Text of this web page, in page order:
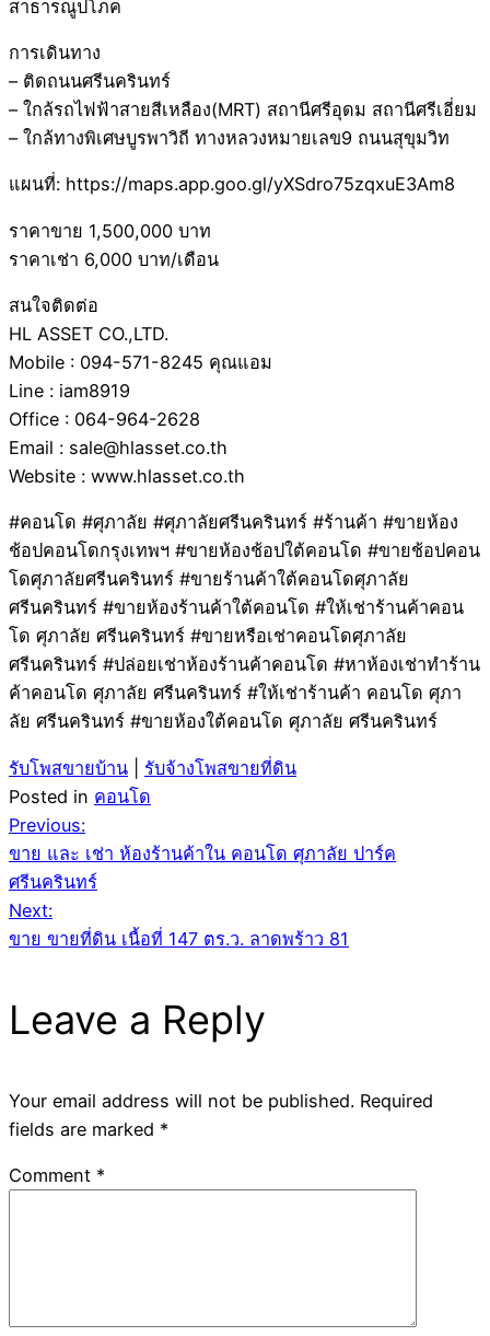
สาธารณูปโภค
การเดินทาง
– ติดถนนศรีนครินทร์
– ใกล้รถไฟฟ้าสายสีเหลือง(MRT) สถานีศรีอุดม สถานีศรีเอี่ยม
– ใกล้ทางพิเศษบูรพาวิถี ทางหลวงหมายเลข9 ถนนสุขุมวิท
แผนที่: https://maps.app.goo.gl/yXSdro75zqxuE3Am8
ราคาขาย 1,500,000 บาท
ราคาเช่า 6,000 บาท/เดือน
สนใจติดต่อ
HL ASSET CO.,LTD.
Mobile : 094-571-8245 คุณแอม
Line : iam8919
Office : 064-964-2628
Email : sale@hlasset.co.th
Website : www.hlasset.co.th
#คอนโด #ศุภาลัย #ศุภาลัยศรีนครินทร์ #ร้านค้า #ขายห้อง
ช้อปคอนโดกรุงเทพฯ #ขายห้องช้อปใต้คอนโด #ขายช้อปคอน
โดศุภาลัยศรีนครินทร์ #ขายร้านค้าใต้คอนโดศุภาลัย
ศรีนครินทร์ #ขายห้องร้านค้าใต้คอนโด #ให้เช่าร้านค้าคอน
โด ศุภาลัย ศรีนครินทร์ #ขายหรือเช่าคอนโดศุภาลัย
ศรีนครินทร์ #ปล่อยเช่าห้องร้านค้าคอนโด #หาห้องเช่าทำร้าน
ค้าคอนโด ศุภาลัย ศรีนครินทร์ #ให้เช่าร้านค้า คอนโด ศุภา
ลัย ศรีนครินทร์ #ขายห้องใต้คอนโด ศุภาลัย ศรีนครินทร์
รับโพสขายบ้าน
รับจ้างโพสขายที่ดิน
Posted in คอนโด
Post
navigation
Previous:
ขาย และ เช่า ห้องร้านค้าใน คอนโด ศุภาลัย ปาร์ค
ศรีนครินทร์
Next:
ขาย ขายที่ดิน เนื้อที่ 147 ตร.ว. ลาดพร้าว 81
Leave a Reply
Your email address will not be published. Required
fields are marked *
Comment *